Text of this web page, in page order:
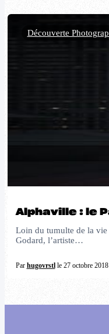
Alphaville : le
Loin du tumulte de la vie
Godard, l’artiste…
Par hugovrstlle 27 octobre 2018
Découverte